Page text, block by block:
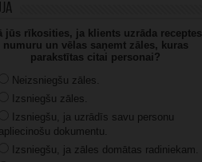
jūs rīkosities, ja klients uzrāda receptes
numuru un vēlas saņemt zāles, kuras
parakstītas citai personai?
Neizsniegšu zāles.
Izsniegšu zāles.
Izsniegšu, ja uzrādīs savu personu
dokumentu.
Izsniegšu, ja zāles domātas radiniekam.